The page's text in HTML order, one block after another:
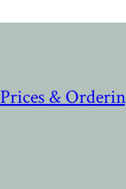
Prices &